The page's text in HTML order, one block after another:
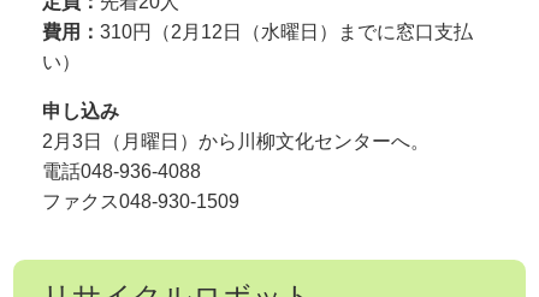
費用：310円（2月12日（水曜日）までに窓口支払
い）
申し込み
2月3日（月曜日）から川柳文化センターへ。
電話048-936-4088
ファクス048-930-1509